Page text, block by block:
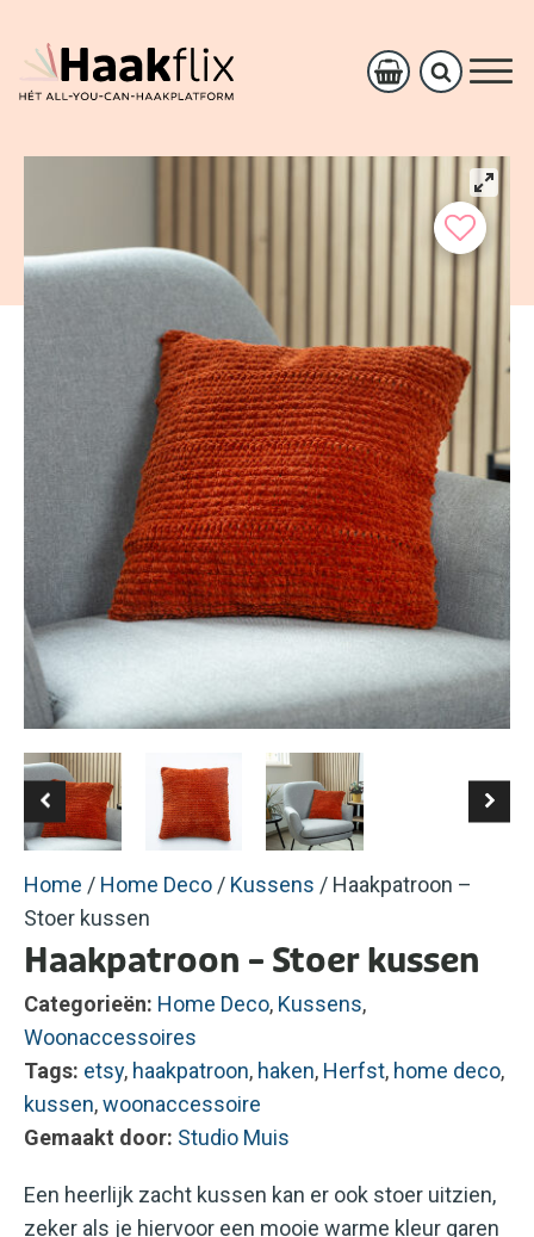
Home / Home Deco / Kussens / Haakpatroon –
Stoer kussen
Haakpatroon – Stoer kussen
Categorieën: Home Deco, Kussens,
Woonaccessoires
Tags: etsy, haakpatroon, haken, Herfst, home deco,
kussen,woonaccessoire
Gemaakt door: Studio Muis
Een heerlijk zacht kussen kan er ook stoer uitzien,
zeker als je hiervoor een mooie warme kleur garen